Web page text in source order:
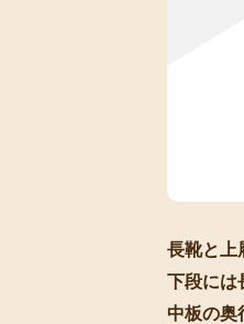
長靴と上
下段には
中板の奥